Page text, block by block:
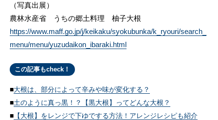
（写真出展）
農林水産省 うちの郷土料理 柚子大根
https://www.maff.go.jp/j/keikaku/syokubunka/k_ryouri/search_
menu/menu/yuzudaikon_ibaraki.html
この記事もcheck！
大根は、部分によって辛みや味が変化する？
土のように真っ黒！？【黒大根】ってどんな大根？
【大根】をレンジで下ゆでする方法！アレンジレシピも紹介